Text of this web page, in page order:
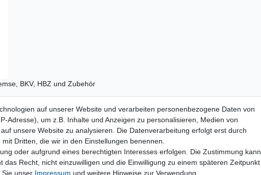
BKV, HBZ und Zubehör
widerrufen
Daten­schutz­erklärung Barrierefreiheitserklärung Widerrufs­recht
auf unserer Website und verarbeiten personenbezogene Daten von
Adresse), um z.B. Inhalte und Anzeigen zu personalisieren, Medien von
unsere Website zu analysieren. Die Datenverarbeitung erfolgt erst durch
Dritten, die wir in den Einstellungen benennen.
oder aufgrund eines berechtigten Interesses erfolgen. Die Zustimmung kann
das Recht, nicht einzuwilligen und die Einwilligung zu einem späteren Zeitpunkt
unser Impressum und weitere Hinweise zur Verwendung